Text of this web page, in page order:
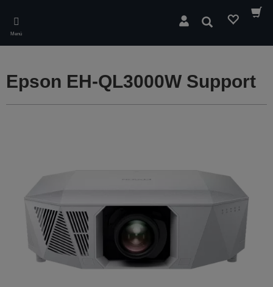
main
content
Menú
Buscar
Epson EH-QL3000W Support